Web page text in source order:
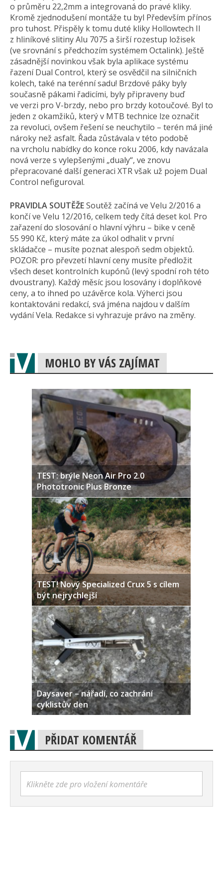
o průměru 22,2mm a integrovaná do pravé kliky.
Kromě zjednodušení montáže tu byl Především přínos
pro tuhost. Přispěly k tomu duté kliky Hollowtech II
z hliníkové slitiny Alu 7075 a širší rozestup ložisek
(ve srovnání s předchozím systémem Octalink). Ještě
zásadnější novinkou však byla aplikace systému
řazení Dual Control, který se osvědčil na silničních
kolech, také na terénní sadu! Brzdové páky byly
současně pákami řadicími, byly připraveny buď
ve verzi pro V-brzdy, nebo pro brzdy kotoučové. Byl to
jeden z okamžiků, který v MTB technice lze označit
za revoluci, ovšem řešení se neuchytilo – terén má jiné
nároky než asfalt. Řada zůstávala v této podobě
na vrcholu nabídky do konce roku 2006, kdy navázala
nová verze s vylepšenými „dualy“, ve znovu
přepracované další generaci XTR však už pojem Dual
Control nefiguroval.
PRAVIDLA SOUTĚŽESoutěž začíná ve Velu 2/2016 a
končí ve Velu 12/2016, celkem tedy čítá deset kol. Pro
zařazení do slosování o hlavní výhru – bike v ceně
55 990 Kč, který máte za úkol odhalit v první
skládačce – musíte poznat alespoň sedm objektů.
POZOR: pro převzetí hlavní ceny musíte předložit
všech deset kontrolních kupónů (levý spodní roh této
dvoustrany). Každý měsíc jsou losovány i doplňkové
ceny, a to ihned po uzávěrce kola. Výherci jsou
kontaktováni redakcí, svá jména najdou v dalším
vydání Vela. Redakce si vyhrazuje právo na změny.
MOHLO BY VÁS ZAJÍMAT
TEST: brýle Neon Air Pro 2.0
Phototronic Plus Bronze
TEST! Nový Specialized Crux 5 s cílem
být nejrychlejší
Daysaver – nářadí, co zachrání
cyklistův den
PŘIDAT KOMENTÁŘ
Klikněte zde pro vložení komentáře